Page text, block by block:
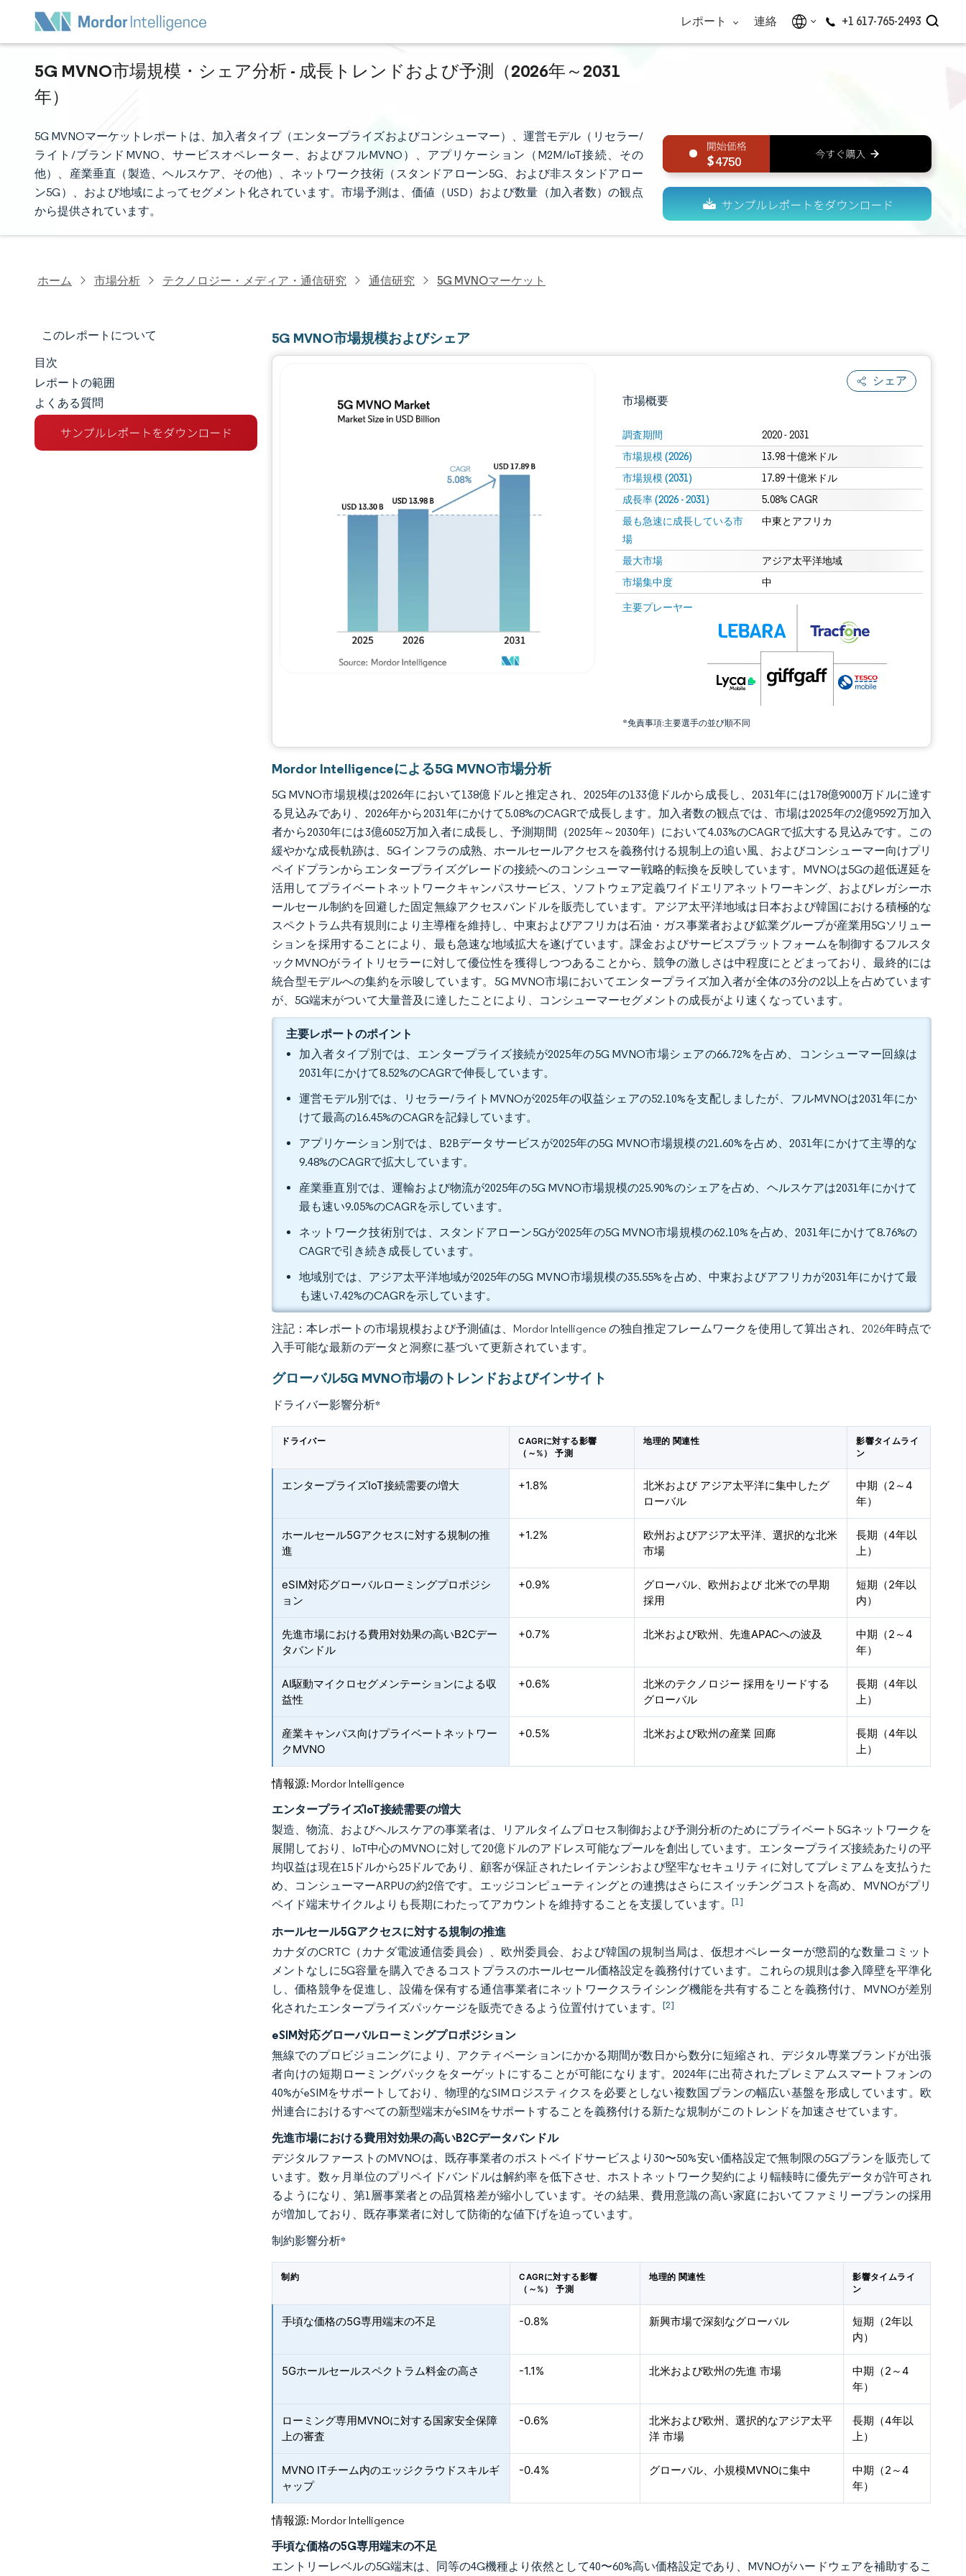
レポート 連絡 +1 617-765-2493
5G MVNO市場規模・シェア分析 - 成長トレンドおよび予測（2026年～2031
年）
5G MVNOマーケットレポートは、加入者タイプ（エンタープライズおよびコンシューマー）、運営モデル（リセラー/
ライト/ブランドMVNO、サービスオペレーター、およびフルMVNO）、アプリケーション（M2M/IoT接続、その
他）、産業垂直（製造、ヘルスケア、その他）、ネットワーク技術（スタンドアローン5G、および非スタンドアロー
ン5G）、および地域によってセグメント化されています。市場予測は、価値（USD）および数量（加入者数）の観点
から提供されています。
4750
ホーム 市場分析 テクノロジー・メディア・通信研究 通信研究 5G MVNOマーケット
このレポートについて
市場規模とシェア
市場分析
トレンドとインサイト
目次
レポートの範囲
よくある質問
5G MVNO市場規模およびシェア
シェア
市場概要
調査期間 2020 - 2031
市場規模 (2026) 13.98 十億米ドル
市場規模 (2031) 17.89 十億米ドル
成長率 (2026 - 2031) 5.08% CAGR
最も急速に成長している市
場
中東とアフリカ
最大市場 アジア太平洋地域
市場集中度 中
主要プレーヤー
*免責事項:主要選手の並び順不同
画像 © Mordor Intelligence。再利用にはCC BY 4.0の表示が必要です。
画像 © Mordor Intelligence。再利用にはCC BY 4.0の表示が必要です。
Mordor Intelligenceによる5G MVNO市場分析
5G MVNO市場規模は2026年において138億ドルと推定され、2025年の133億ドルから成長し、2031年には178億9000万ドルに達す
る見込みであり、2026年から2031年にかけて5.08%のCAGRで成長します。加入者数の観点では、市場は2025年の2億9592万加入
者から2030年には3億6052万加入者に成長し、予測期間（2025年～2030年）において4.03%のCAGRで拡大する見込みです。この
緩やかな成長軌跡は、5Gインフラの成熟、ホールセールアクセスを義務付ける規制上の追い風、およびコンシューマー向けプリ
ペイドプランからエンタープライズグレードの接続へのコンシューマー戦略的転換を反映しています。MVNOは5Gの超低遅延を
活用してプライベートネットワークキャンパスサービス、ソフトウェア定義ワイドエリアネットワーキング、およびレガシーホ
ールセール制約を回避した固定無線アクセスバンドルを販売しています。アジア太平洋地域は日本および韓国における積極的な
スペクトラム共有規則により主導権を維持し、中東およびアフリカは石油・ガス事業者および鉱業グループが産業用5Gソリュー
ションを採用することにより、最も急速な地域拡大を遂げています。課金およびサービスプラットフォームを制御するフルスタ
ックMVNOがライトリセラーに対して優位性を獲得しつつあることから、競争の激しさは中程度にとどまっており、最終的には
統合型モデルへの集約を示唆しています。5G MVNO市場においてエンタープライズ加入者が全体の3分の2以上を占めています
が、5G端末がついて大量普及に達したことにより、コンシューマーセグメントの成長がより速くなっています。
主要レポートのポイント
加入者タイプ別では、エンタープライズ接続が2025年の5G MVNO市場シェアの66.72%を占め、コンシューマー回線は
2031年にかけて8.52%のCAGRで伸長しています。
運営モデル別では、リセラー/ライトMVNOが2025年の収益シェアの52.10%を支配しましたが、フルMVNOは2031年にか
けて最高の16.45%のCAGRを記録しています。
アプリケーション別では、B2Bデータサービスが2025年の5G MVNO市場規模の21.60%を占め、2031年にかけて主導的な
9.48%のCAGRで拡大しています。
産業垂直別では、運輸および物流が2025年の5G MVNO市場規模の25.90%のシェアを占め、ヘルスケアは2031年にかけて
最も速い9.05%のCAGRを示しています。
ネットワーク技術別では、スタンドアローン5Gが2025年の5G MVNO市場規模の62.10%を占め、2031年にかけて8.76%の
CAGRで引き続き成長しています。
地域別では、アジア太平洋地域が2025年の5G MVNO市場規模の35.55%を占め、中東およびアフリカが2031年にかけて最
も速い7.42%のCAGRを示しています。
注記：本レポートの市場規模および予測値は、Mordor Intelligence の独自推定フレームワークを使用して算出され、2026年時点で
入手可能な最新のデータと洞察に基づいて更新されています。
グローバル5G MVNO市場のトレンドおよびインサイト
ドライバー影響分析*
ドライバー
CAGRに対する影響
（～%） 予測
地理的 関連性
影響タイムライ
ン
エンタープライズIoT接続需要の増大 +1.8%
北米および アジア太平洋に集中したグ
ローバル
中期（2～4
年）
ホールセール5Gアクセスに対する規制の推
進
+1.2%
欧州およびアジア太平洋、選択的な北米
市場
長期（4年以
上）
eSIM対応グローバルローミングプロポジシ
ョン
+0.9%
グローバル、欧州および 北米での早期
採用
短期（2年以
内）
先進市場における費用対効果の高いB2Cデー
タバンドル
+0.7% 北米および欧州、先進APACへの波及
中期（2～4
年）
AI駆動マイクロセグメンテーションによる収
益性
+0.6%
北米のテクノロジー 採用をリードする
グローバル
長期（4年以
上）
産業キャンパス向けプライベートネットワー
クMVNO
+0.5% 北米および欧州の産業 回廊
長期（4年以
上）
情報源: Mordor Intelligence
エンタープライズIoT接続需要の増大
製造、物流、およびヘルスケアの事業者は、リアルタイムプロセス制御および予測分析のためにプライベート5Gネットワークを
展開しており、IoT中心のMVNOに対して20億ドルのアドレス可能なプールを創出しています。エンタープライズ接続あたりの平
均収益は現在15ドルから25ドルであり、顧客が保証されたレイテンシおよび堅牢なセキュリティに対してプレミアムを支払うた
め、コンシューマーARPUの約2倍です。エッジコンピューティングとの連携はさらにスイッチングコストを高め、MVNOがプリ
ペイド端末サイクルよりも長期にわたってアカウントを維持することを支援しています。[1]
ホールセール5Gアクセスに対する規制の推進
カナダのCRTC（カナダ電波通信委員会）、欧州委員会、および韓国の規制当局は、仮想オペレーターが懲罰的な数量コミット
メントなしに5G容量を購入できるコストプラスのホールセール価格設定を義務付けています。これらの規則は参入障壁を平準化
し、価格競争を促進し、設備を保有する通信事業者にネットワークスライシング機能を共有することを義務付け、MVNOが差別
化されたエンタープライズパッケージを販売できるよう位置付けています。[2]
eSIM対応グローバルローミングプロポジション
無線でのプロビジョニングにより、アクティベーションにかかる期間が数日から数分に短縮され、デジタル専業ブランドが出張
者向けの短期ローミングパックをターゲットにすることが可能になります。2024年に出荷されたプレミアムスマートフォンの
40%がeSIMをサポートしており、物理的なSIMロジスティクスを必要としない複数国プランの幅広い基盤を形成しています。欧
州連合におけるすべての新型端末がeSIMをサポートすることを義務付ける新たな規制がこのトレンドを加速させています。
先進市場における費用対効果の高いB2Cデータバンドル
デジタルファーストのMVNOは、既存事業者のポストペイドサービスより30〜50%安い価格設定で無制限の5Gプランを販売して
います。数ヶ月単位のプリペイドバンドルは解約率を低下させ、ホストネットワーク契約により輻輳時に優先データが許可され
るようになり、第1層事業者との品質格差が縮小しています。その結果、費用意識の高い家庭においてファミリープランの採用
が増加しており、既存事業者に対して防衛的な値下げを迫っています。
制約影響分析*
制約
CAGRに対する影響
（～%） 予測
地理的 関連性
影響タイムライ
ン
手頃な価格の5G専用端末の不足 -0.8% 新興市場で深刻なグローバル
短期（2年以
内）
5Gホールセールスペクトラム料金の高さ -1.1% 北米および欧州の先進 市場
中期（2～4
年）
ローミング専用MVNOに対する国家安全保障
上の審査
-0.6%
北米および欧州、選択的なアジア太平
洋 市場
長期（4年以
上）
MVNO ITチーム内のエッジクラウドスキルギ
ャップ
-0.4% グローバル、小規模MVNOに集中
中期（2～4
年）
情報源: Mordor Intelligence
手頃な価格の5G専用端末の不足
エントリーレベルの5G端末は、同等の4G機種より依然として40〜60%高い価格設定であり、MVNOがハードウェアを補助するこ